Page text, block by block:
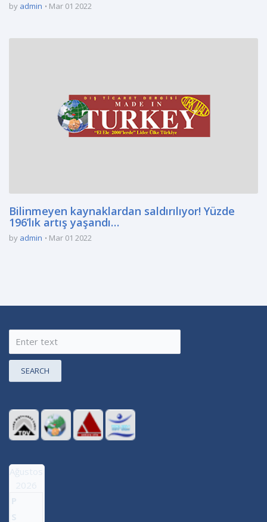
by admin Mar 01 2022
Bilinmeyen kaynaklardan saldırılıyor! Yüzde
196’lık artış yaşandı…
by admin Mar 01 2022
SEARCH
Ağustos
2026
P
S